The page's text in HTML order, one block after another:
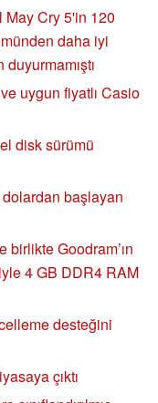
Cry 5'in 120
daha iyi
uygun fiyatlı Casio
disk sürümü
başlayan
birlikte Goodram’ın
4 GB DDR4 RAM
desteğini
çıktı